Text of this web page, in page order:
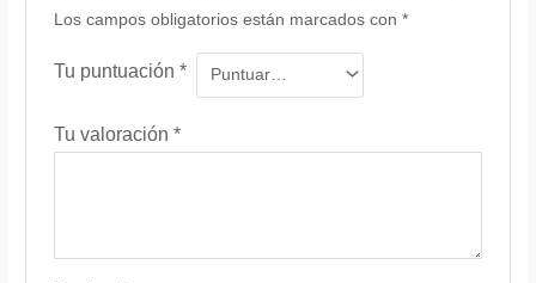
Los campos obligatorios están marcados con *
Tu puntuación *
Tu valoración *